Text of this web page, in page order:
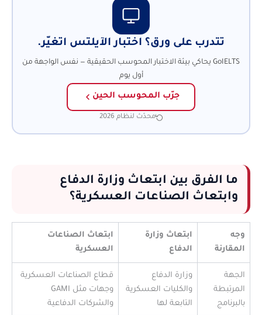
تتدرب على ورق؟ اختبار الآيلتس اتغيّر.
GoIELTS يحاكي بيئة الاختبار المحوسب الحقيقية — نفس الواجهة من
أول يوم
جرّب المحوسب الحين
محدّث لنظام 2026
ما الفرق بين ابتعاث وزارة الدفاع
وابتعاث الصناعات العسكرية؟
وجه
المقارنة
ابتعاث وزارة
الدفاع
ابتعاث الصناعات
العسكرية
الجهة
المرتبطة
بالبرنامج
وزارة الدفاع
والكليات العسكرية
التابعة لها
قطاع الصناعات العسكرية
وجهات مثل GAMI
والشركات الدفاعية